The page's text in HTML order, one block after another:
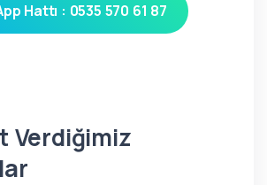
Hattı : 0535 570 61 87
Verdiğimiz